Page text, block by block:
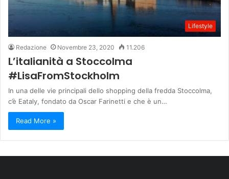
Lifestyle
Redazione Novembre 23, 2020 11.206
L’italianità a Stoccolma
#LisaFromStockholm
In una delle vie principali dello shopping della fredda Stoccolma,
c’è Eataly, fondato da Oscar Farinetti e che è un…
Read More »